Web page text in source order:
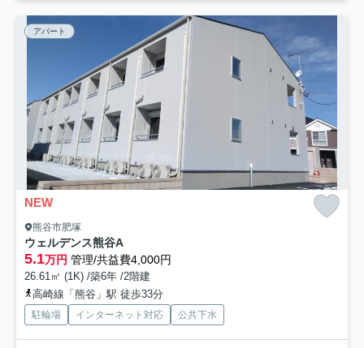
アパート
NEW
熊谷市肥塚
ウェルデンス熊谷A
5.1万円 管理/共益費4,000円
26.61㎡ (1K) /築6年 /2階建
高崎線「熊谷」駅 徒歩33分
駐輪場 インターネット対応 公共下水